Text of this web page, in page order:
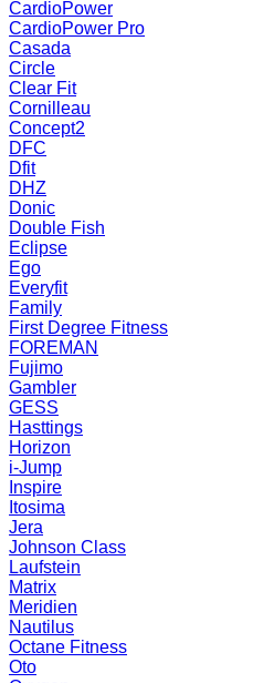
CardioPower
CardioPower Pro
Casada
Circle
Clear Fit
Cornilleau
Concept2
DFC
Dfit
DHZ
Donic
Double Fish
Eclipse
Ego
Everyfit
Family
First Degree Fitness
FOREMAN
Fujimo
Gambler
GESS
Hasttings
Horizon
i-Jump
Inspire
Itosima
Jera
Johnson Class
Laufstein
Matrix
Meridien
Nautilus
Octane Fitness
Oto